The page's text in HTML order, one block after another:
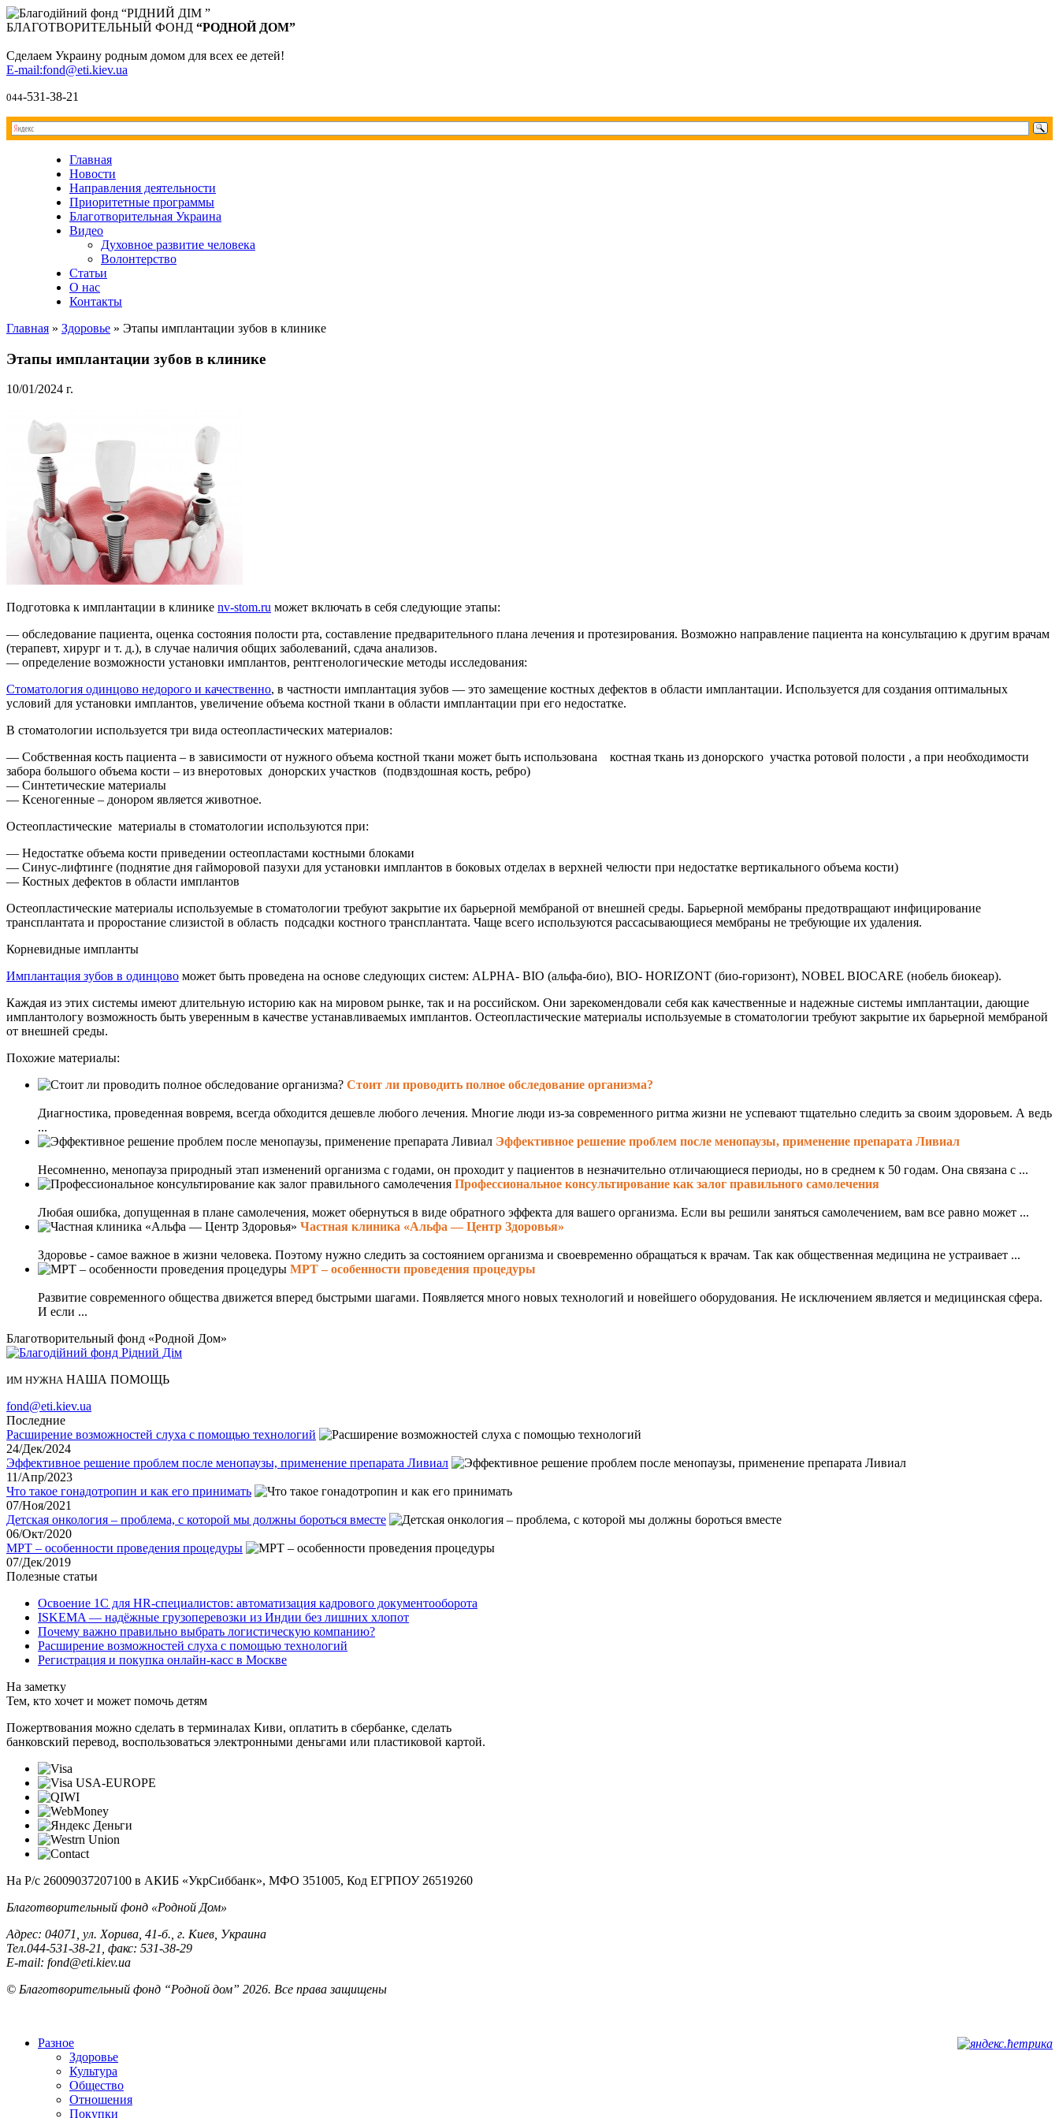
БЛАГОТВОРИТЕЛЬНЫЙ ФОНД “РОДНОЙ ДОМ”
Сделаем Украину родным домом для всех ее детей!
E-mail:fond@eti.kiev.ua
044-531-38-21
Главная
Новости
Направления деятельности
Приоритетные программы
Благотворительная Украина
Видео
Духовное развитие человека
Волонтерство
Статьи
О нас
Контакты
Главная » Здоровье » Этапы имплантации зубов в клинике
Этапы имплантации зубов в клинике
10/01/2024 г.
Подготовка к имплантации в клинике nv-stom.ru может включать в себя следующие этапы:
— обследование пациента, оценка состояния полости рта, составление предварительного плана лечения и протезирования. Возможно направление пациента на консультацию к другим врачам
(терапевт, хирург и т. д.), в случае наличия общих заболеваний, сдача анализов.
— определение возможности установки имплантов, рентгенологические методы исследования:
Стоматология одинцово недорого и качественно, в частности имплантация зубов — это замещение костных дефектов в области имплантации. Используется для создания оптимальных
условий для установки имплантов, увеличение объема костной ткани в области имплантации при его недостатке.
В стоматологии используется три вида остеопластических материалов:
— Собственная кость пациента – в зависимости от нужного объема костной ткани может быть использована костная ткань из донорского участка ротовой полости , а при необходимости
забора большого объема кости – из внеротовых донорских участков (подвздошная кость, ребро)
— Синтетические материалы
— Ксеногенные – донором является животное.
Остеопластические материалы в стоматологии используются при:
— Недостатке объема кости приведении остеопластами костными блоками
— Синус-лифтинге (поднятие дня гайморовой пазухи для установки имплантов в боковых отделах в верхней челюсти при недостатке вертикального объема кости)
— Костных дефектов в области имплантов
Остеопластические материалы используемые в стоматологии требуют закрытие их барьерной мембраной от внешней среды. Барьерной мембраны предотвращают инфицирование
трансплантата и проростание слизистой в область подсадки костного трансплантата. Чаще всего используются рассасывающиеся мембраны не требующие их удаления.
Корневидные импланты
Имплантация зубов в одинцово может быть проведена на основе следующих систем: ALPHA- BIO (альфа-био), BIO- HORIZONT (био-горизонт), NOBEL BIOCARE (нобель биокеар).
Каждая из этих системы имеют длительную историю как на мировом рынке, так и на российском. Они зарекомендовали себя как качественные и надежные системы имплантации, дающие
имплантологу возможность быть уверенным в качестве устанавливаемых имплантов. Остеопластические материалы используемые в стоматологии требуют закрытие их барьерной мембраной
от внешней среды.
Похожие материалы:
Стоит ли проводить полное обследование организма?
Диагностика, проведенная вовремя, всегда обходится дешевле любого лечения. Многие люди из-за современного ритма жизни не успевают тщательно следить за своим здоровьем. А ведь
...
Эффективное решение проблем после менопаузы, применение препарата Ливиал
Несомненно, менопауза природный этап изменений организма с годами, он проходит у пациентов в незначительно отличающиеся периоды, но в среднем к 50 годам. Она связана с ...
Профессиональное консультирование как залог правильного самолечения
Любая ошибка, допущенная в плане самолечения, может обернуться в виде обратного эффекта для вашего организма. Если вы решили заняться самолечением, вам все равно может ...
Частная клиника «Альфа — Центр Здоровья»
Здоровье - самое важное в жизни человека. Поэтому нужно следить за состоянием организма и своевременно обращаться к врачам. Так как общественная медицина не устраивает ...
МРТ – особенности проведения процедуры
Развитие современного общества движется вперед быстрыми шагами. Появляется много новых технологий и новейшего оборудования. Не исключением является и медицинская сфера.
И если ...
Благотворительный фонд «Родной Дом»
ИМ НУЖНАНАША ПОМОЩЬ
fond@eti.kiev.ua
Последние
Расширение возможностей слуха с помощью технологий
24/Дек/2024
Эффективное решение проблем после менопаузы, применение препарата Ливиал
11/Апр/2023
Что такое гонадотропин и как его принимать
07/Ноя/2021
Детская онкология – проблема, с которой мы должны бороться вместе
06/Окт/2020
МРТ – особенности проведения процедуры
07/Дек/2019
Полезные статьи
Освоение 1С для HR-специалистов: автоматизация кадрового документооборота
ISKEMA — надёжные грузоперевозки из Индии без лишних хлопот
Почему важно правильно выбрать логистическую компанию?
Расширение возможностей слуха с помощью технологий
Регистрация и покупка онлайн-касс в Москве
На заметку
Тем, кто хочет и может помочь детям
Пожертвования можно сделать в терминалах Киви, оплатить в сбербанке, сделать
банковский перевод, воспользоваться электронными деньгами или пластиковой картой.
На Р/c 26009037207100 в АКИБ «УкрСиббанк», МФО 351005, Код ЕГРПОУ 26519260
Благотворительный фонд «Родной Дом»
Адрес: 04071, ул. Хорива, 41-б., г. Киев, Украина
Тел.044-531-38-21, факс: 531-38-29
E-mail: fond@eti.kiev.ua
© Благотворительный фонд “Родной дом” 2026. Все права защищены
Разное
Здоровье
Культура
Общество
Отношения
Покупки